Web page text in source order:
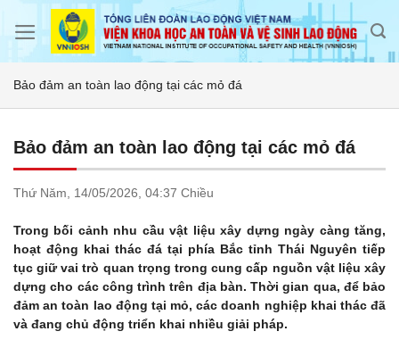
Bảo đảm an toàn lao động tại các mỏ đá
Bảo đảm an toàn lao động tại các mỏ đá
Thứ Năm, 14/05/2026, 04:37 Chiều
Trong bối cảnh nhu cầu vật liệu xây dựng ngày càng tăng,
hoạt động khai thác đá tại phía Bắc tỉnh Thái Nguyên tiếp
tục giữ vai trò quan trọng trong cung cấp nguồn vật liệu xây
dựng cho các công trình trên địa bàn. Thời gian qua, để bảo
đảm an toàn lao động tại mỏ, các doanh nghiệp khai thác đã
và đang chủ động triển khai nhiều giải pháp.